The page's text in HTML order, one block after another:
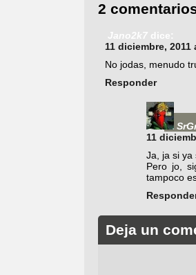
2
Jano2k7 dice:
11 diciembre, 2011
No jodas, menudo
Responder
11
Ja, ja si ya
Pero jo,
tampoco
Deja un